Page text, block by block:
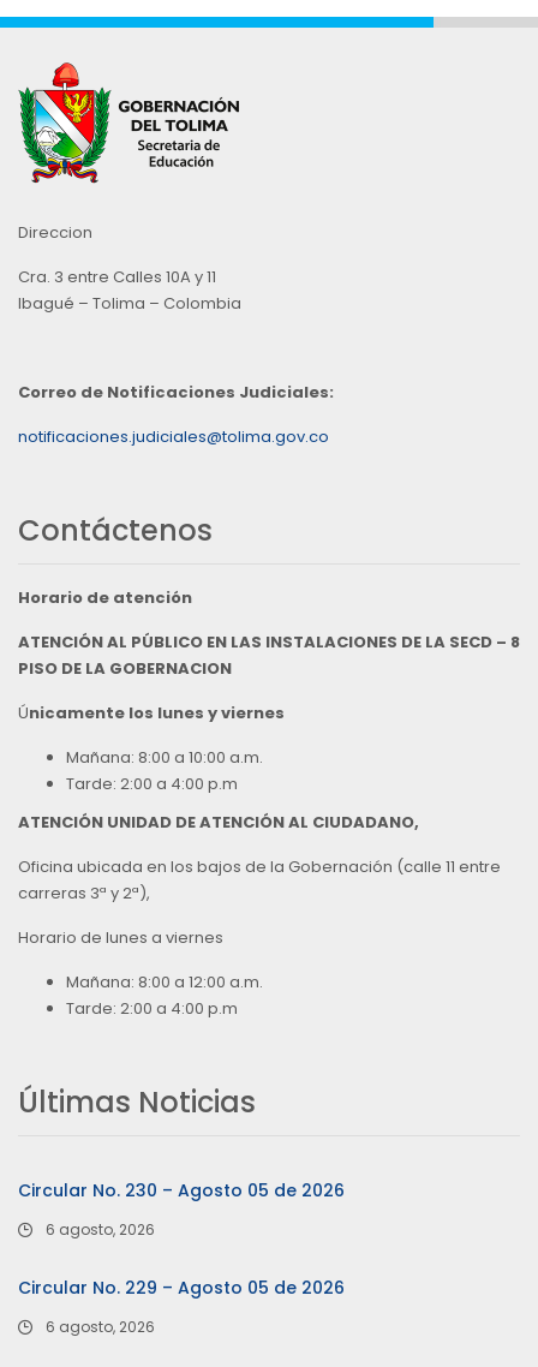
Direccion
Cra. 3 entre Calles 10A y 11
Ibagué – Tolima – Colombia
Correo de Notificaciones Judiciales:
notificaciones.judiciales@tolima.gov.co
Contáctenos
Horario de atención
ATENCIÓN AL PÚBLICO EN LAS INSTALACIONES DE LA SECD – 8
PISO DE LA GOBERNACION
Únicamente los lunes y viernes
Mañana: 8:00 a 10:00 a.m.
Tarde: 2:00 a 4:00 p.m
ATENCIÓN UNIDAD DE ATENCIÓN AL CIUDADANO,
Oficina ubicada en los bajos de la Gobernación (calle 11 entre
carreras 3ª y 2ª),
Horario de lunes a viernes
Mañana: 8:00 a 12:00 a.m.
Tarde: 2:00 a 4:00 p.m
Últimas Noticias
Circular No. 230 – Agosto 05 de 2026
6 agosto, 2026
Circular No. 229 – Agosto 05 de 2026
6 agosto, 2026